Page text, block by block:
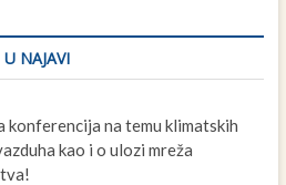
U NAJAVI
na temu klimatskih
kao i o ulozi mreža